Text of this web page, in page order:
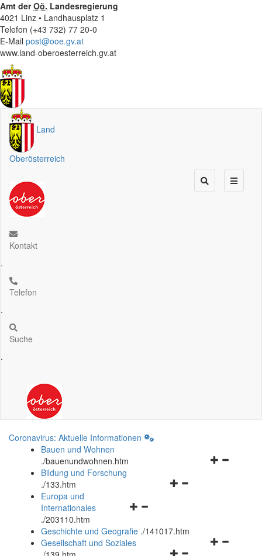
Amt derOö. Landesregierung
4021 Linz • Landhausplatz 1
Telefon (+43 732) 77 20-0
E-Mail post@ooe.gv.at
www.land-oberoesterreich.gv.at
Land
Oberösterreich
Kontakt
.
Telefon
.
Suche
.
Coronavirus: Aktuelle Informationen
Bauen und Wohnen
./bauenundwohnen.htm
Navigationsmenü
Bildung und Forschung
./133.htm
Navigationsmenü
und
schließen
Europa und
Internationales
./203110.htm
Geschichte und Geografie ./141017.htm
Navigationsmenü
Gesellschaft und Soziales